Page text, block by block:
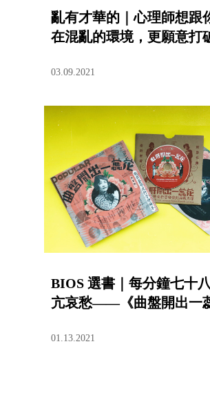
亂有才華的｜心理師想跟
在混亂的環境，更願意打
03.09.2021
BIOS 選書｜每分鐘七十
亢哀愁——《曲盤開出一
01.13.2021